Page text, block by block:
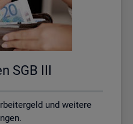
SGB III
und weitere